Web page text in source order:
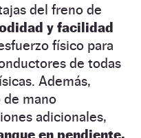
del freno de
y facilidad
físico para
de todas
Además,
de mano
adicionales,
en pendiente,